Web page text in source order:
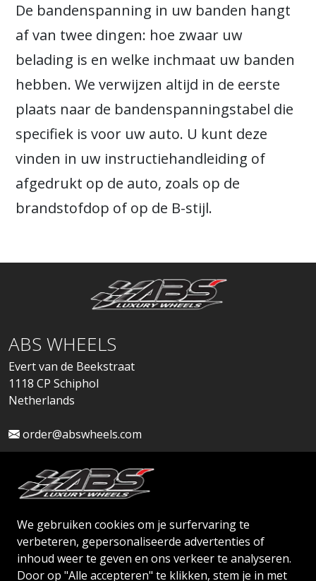
We gebruiken cookies om je surfervaring te
verbeteren, gepersonaliseerde advertenties of
inhoud weer te geven en ons verkeer te analyseren.
Door op "Alle accepteren" te klikken, stem je in met
De bandenspanning in uw banden hangt
af van twee dingen: hoe zwaar uw
belading is en welke inchmaat uw banden
hebben. We verwijzen altijd in de eerste
plaats naar de bandenspanningstabel die
specifiek is voor uw auto. U kunt deze
vinden in uw instructiehandleiding of
afgedrukt op de auto, zoals op de
brandstofdop of op de B-stijl.
ABS WHEELS
Evert van de Beekstraat
1118 CP Schiphol
Netherlands
order@abswheels.com
Dealeraccount aanvragen